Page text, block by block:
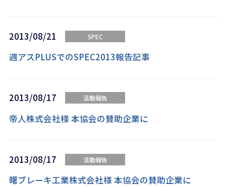
2013/08/21 SPEC
週アスPLUSでのSPEC2013報告記事
2013/08/17 活動報告
帝人株式会社様 本協会の賛助企業に
2013/08/17 活動報告
曙ブレーキ工業株式会社様 本協会の賛助企業に